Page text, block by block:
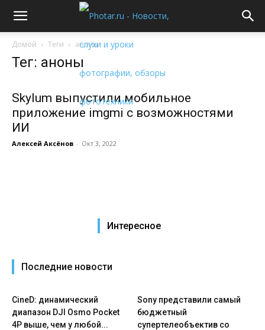
Домой Теги аноны
Тег: аноны
Skylum выпустили мобильное
приложение imgmi с возможностями
ИИ
Алексей Аксёнов - Окт 3, 2022
Интересное
Последние новости
CineD: динамический
диапазон DJI Osmo Pocket
4P выше, чем у любой...
Sony представили самый
бюджетный
супертелеобъектив со